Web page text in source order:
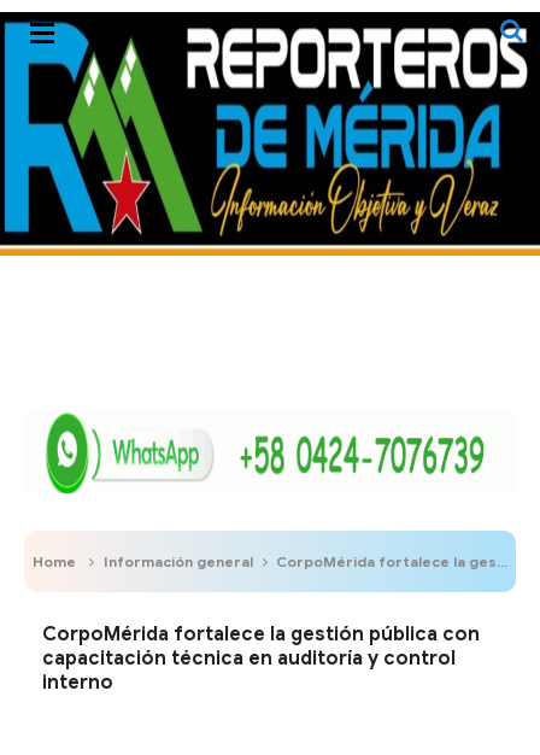
Home Información general CorpoMérida fortalece la gestión pública con capacitación técnica en auditoría y control interno
CorpoMérida fortalece la gestión pública con
capacitación técnica en auditoría y control
interno